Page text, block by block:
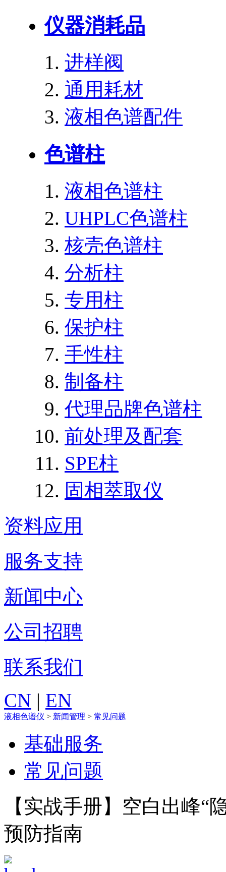
仪器消耗品
进样阀
通用耗材
液相色谱配件
色谱柱
液相色谱柱
UHPLC色谱柱
核壳色谱柱
分析柱
专用柱
保护柱
手性柱
制备柱
代理品牌色谱柱
前处理及配套
SPE柱
固相萃取仪
资料应用
服务支持
新闻中心
公司招聘
联系我们
CN | EN
液相色谱仪 > 新闻管理 > 常见问题
基础服务
常见问题
【实战手册】空白出峰“
预防指南